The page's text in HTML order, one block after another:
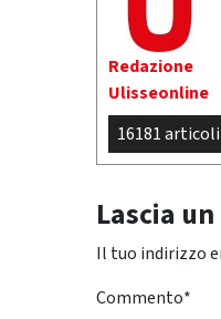
Redazione
Ulisseonline
16181 articoli
Lascia
Il tuo indirizzo
Commento*